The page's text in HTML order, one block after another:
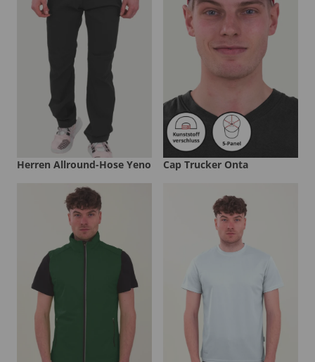
Herren Allround-Hose Yeno Cap Trucker Onta